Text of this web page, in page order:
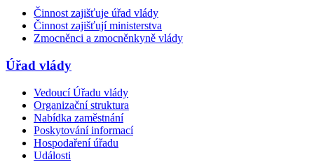
Činnost zajišťuje úřad vlády
Činnost zajišťují ministerstva
Zmocněnci a zmocněnkyně vlády
Úřad vlády
Vedoucí Úřadu vlády
Organizační struktura
Nabídka zaměstnání
Poskytování informací
Hospodaření úřadu
Události